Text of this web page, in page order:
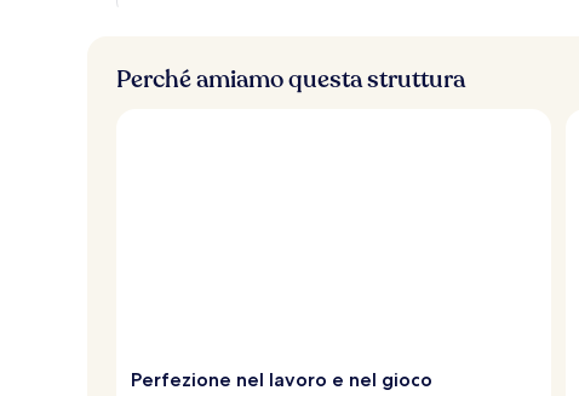
Perché amiamo questa struttura
Perfezione nel lavoro e nel gioco